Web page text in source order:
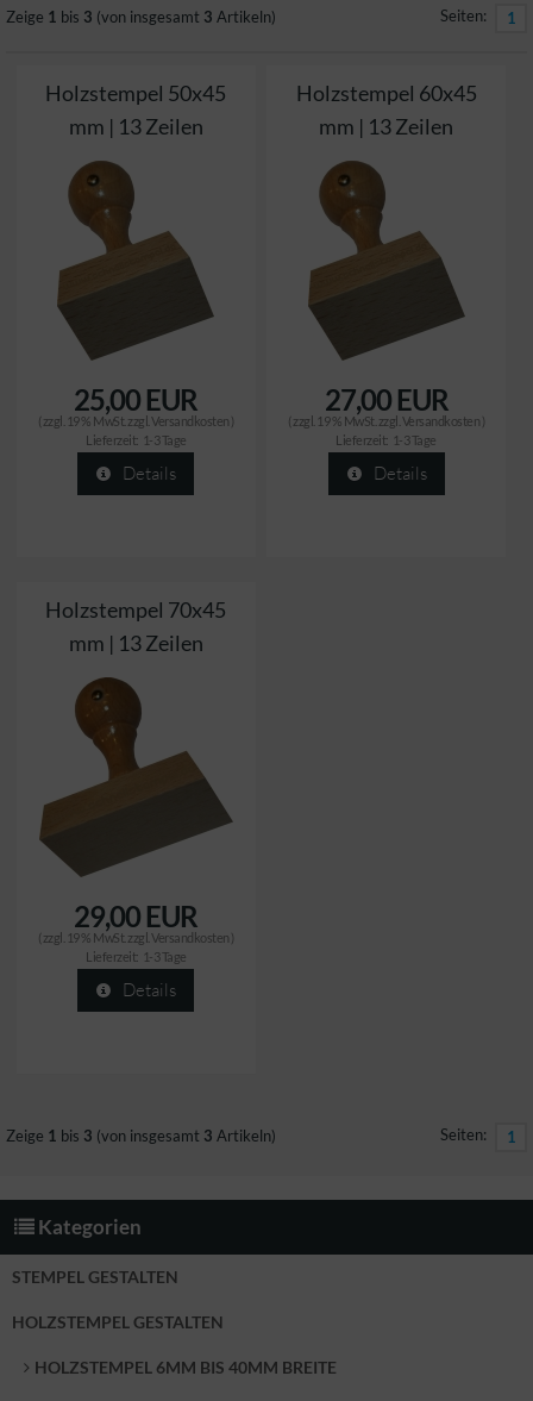
Zeige 1 bis 3 (von insgesamt 3 Artikeln) Seiten: 1
Holzstempel 50x45
mm | 13 Zeilen
25,00 EUR
( zzgl. 19 % MwSt. zzgl.Versandkosten )
Lieferzeit: 1-3 Tage
Details
Holzstempel 60x45
mm | 13 Zeilen
27,00 EUR
( zzgl. 19 % MwSt. zzgl. Versandkosten )
Lieferzeit: 1-3 Tage
Details
Holzstempel 70x45
mm | 13 Zeilen
29,00 EUR
( zzgl. 19 % MwSt. zzgl.Versandkosten )
Lieferzeit: 1-3 Tage
Details
Zeige 1 bis 3 (von insgesamt 3 Artikeln) Seiten: 1
Kategorien
STEMPEL GESTALTEN
HOLZSTEMPEL GESTALTEN
HOLZSTEMPEL 6MM BIS 40MM BREITE